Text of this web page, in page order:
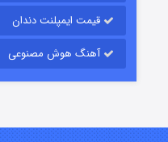
قسمت۱۵ (دوبله)
قیمت ایمپلنت دندان
آهنگ هوش مصنوعی